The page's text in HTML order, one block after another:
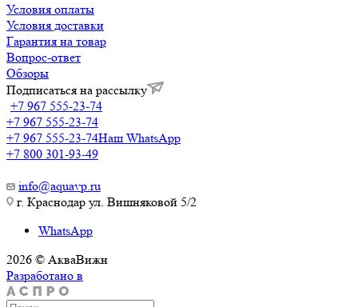
Условия оплаты
Условия доставки
Гарантия на товар
Вопрос-ответ
Обзоры
Подписаться на рассылку
+7 967 555-23-74
+7 967 555-23-74
+7 967 555-23-74Наш WhatsApp
+7 800 301-93-49
info@aquavp.ru
г. Краснодар ул. Вишняковой 5/2
WhatsApp
2026 © АкваВижн
Разработано в